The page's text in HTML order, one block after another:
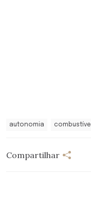
autonomia combustível
Compartilhar